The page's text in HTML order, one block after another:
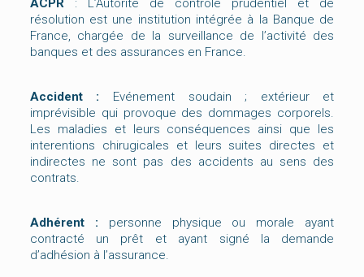
ACPR: L’Autorité de contrôle prudentiel et de
résolution est une institution intégrée à la Banque de
France, chargée de la surveillance de l’activité des
banques et des assurances en France.
Accident : Evénement soudain ; extérieur et
imprévisible qui provoque des dommages corporels.
Les maladies et leurs conséquences ainsi que les
interentions chirugicales et leurs suites directes et
indirectes ne sont pas des accidents au sens des
contrats.
Adhérent : personne physique ou morale ayant
contracté un prêt et ayant signé la demande
d’adhésion à l’assurance.